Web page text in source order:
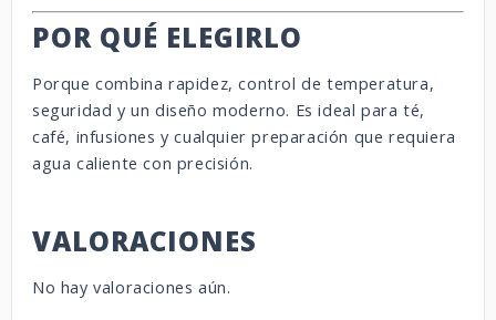
POR QUÉ ELEGIRLO
Porque combina rapidez, control de temperatura,
seguridad y un diseño moderno. Es ideal para té,
café, infusiones y cualquier preparación que requiera
agua caliente con precisión.
VALORACIONES
No hay valoraciones aún.